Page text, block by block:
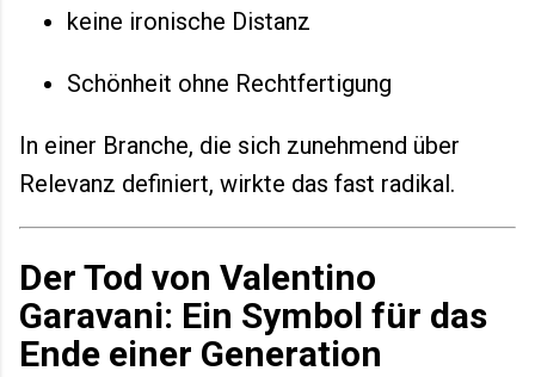
keine ironische Distanz
Schönheit ohne Rechtfertigung
In einer Branche, die sich zunehmend über
Relevanz definiert, wirkte das fast radikal.
Der Tod von Valentino
Garavani: Ein Symbol für das
Ende einer Generation